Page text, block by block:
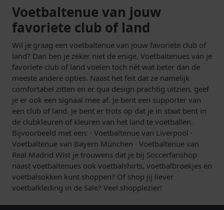
Voetbaltenue van jouw
favoriete club of land
Wil je graag een voetbaltenue van jouw favoriete club of
land? Dan ben je zeker niet de enige. Voetbaltenues van je
favoriete club of land voelen toch nét wat beter dan de
meeste andere opties. Naast het feit dat ze namelijk
comfortabel zitten en er qua design prachtig uitzien, geef
je er ook een signaal mee af. Je bent een supporter van
een club of land. Je bent er trots op dat je in staat bent in
de clubkleuren of kleuren van het land te voetballen.
Bijvoorbeeld met een: · Voetbaltenue van Liverpool ·
Voetbaltenue van Bayern München · Voetbaltenue van
Real Madrid Wist je trouwens dat je bij Soccerfanshop
naast voetbaltenues ook voetbalshirts, voetbalbroekjes en
voetbalsokken kunt shoppen? Of shop jij liever
voetbalkleding in de Sale? Veel shopplezier!